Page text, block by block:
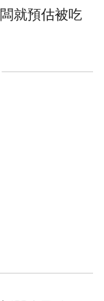
就預估被吃